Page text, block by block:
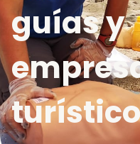
guías y